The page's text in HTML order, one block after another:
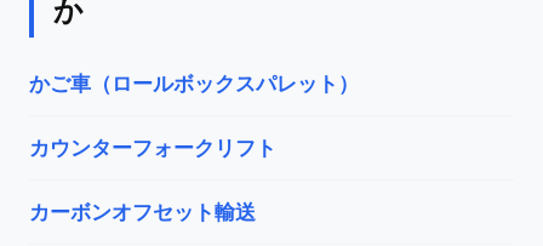
か
かご車（ロールボックスパレット）
カウンターフォークリフト
カーボンオフセット輸送